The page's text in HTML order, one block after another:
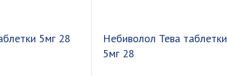
5мг 28
Небиволол Тева таблетки
5мг 28